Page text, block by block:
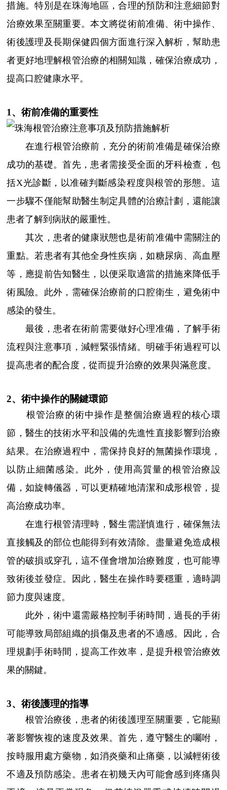
措施。特別是在珠海地區，合理的預防和注意細節對
治療效果至關重要。本文將從術前准備、術中操作、
術後護理及長期保健四個方面進行深入解析，幫助患
者更好地理解根管治療的相關知識，確保治療成功，
提高口腔健康水平。
1、術前准備的重要性
在進行根管治療前，充分的術前准備是確保治療
成功的基礎。首先，患者需接受全面的牙科檢查，包
括X光診斷，以准確判斷感染程度與根管的形態。這
一步驟不僅能幫助醫生制定具體的治療計劃，還能讓
患者了解到病狀的嚴重性。
其次，患者的健康狀態也是術前准備中需關注的
重點。若患者有其他全身性疾病，如糖尿病、高血壓
等，應提前告知醫生，以便采取適當的措施來降低手
術風險。此外，需確保治療前的口腔衛生，避免術中
感染的發生。
最後，患者在術前需要做好心理准備，了解手術
流程與注意事項，減輕緊張情緒。明確手術過程可以
提高患者的配合度，從而提升治療的效果與滿意度。
2、術中操作的關鍵環節
根管治療的術中操作是整個治療過程的核心環
節，醫生的技術水平和設備的先進性直接影響到治療
結果。在治療過程中，需保持良好的無菌操作環境，
以防止細菌感染。此外，使用高質量的根管治療設
備，如旋轉儀器，可以更精確地清潔和成形根管，提
高治療成功率。
在進行根管清理時，醫生需謹慎進行，確保無法
直接觸及的部位也能得到有效清除。盡量避免造成根
管的破損或穿孔，這不僅會增加治療難度，也可能導
致術後並發症。因此，醫生在操作時要穩重，適時調
節力度與速度。
此外，術中還需嚴格控制手術時間，過長的手術
可能導致局部組織的損傷及患者的不適感。因此，合
理規劃手術時間，提高工作效率，是提升根管治療效
果的關鍵。
3、術後護理的指導
根管治療後，患者的術後護理至關重要，它能顯
著影響恢複的速度及效果。首先，遵守醫生的囑咐，
按時服用處方藥物，如消炎藥和止痛藥，以減輕術後
不適及預防感染。患者在初幾天內可能會感到疼痛與